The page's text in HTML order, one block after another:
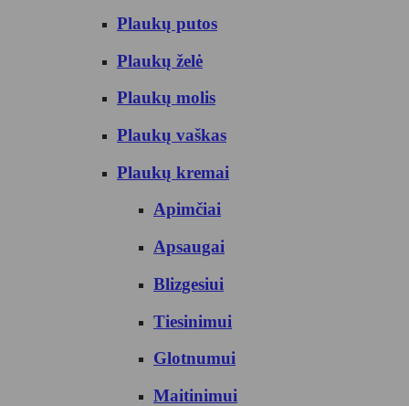
Plaukų putos
Plaukų želė
Plaukų molis
Plaukų vaškas
Plaukų kremai
Apimčiai
Apsaugai
Blizgesiui
Tiesinimui
Glotnumui
Maitinimui